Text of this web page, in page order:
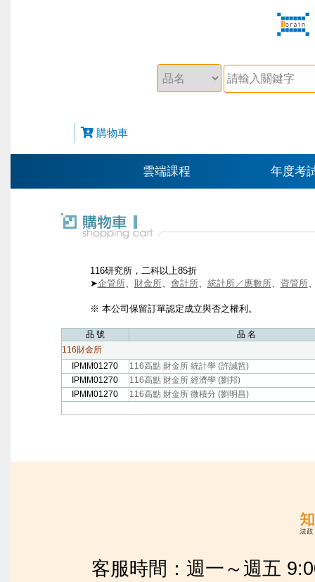
購物車
雲端課程 年度考
116研究所，二科以上85折
➤企管所、 財金所、 會計所、 統計所／應數所、 資管所
※ 本公司保留訂單認定成立與否之權利。
品 號
品 名
116財金所
IPMM01270
116高點 財金所 統計學 (許誠哲)
IPMM01270
116高點 財金所 經濟學 (劉邦)
IPMM01270
116高點 財金所 微積分 (劉明昌)
客服時間：週一～週五